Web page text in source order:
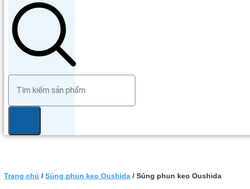
Trang chủ / Súng phun keo Oushida / Súng phun keo Oushida